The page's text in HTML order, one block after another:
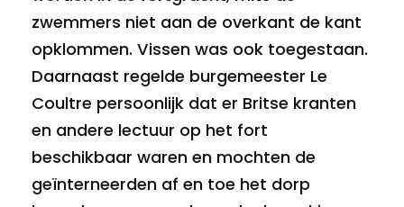
zwemmers niet aan de overkant de kant
opklommen. Vissen was ook toegestaan.
Daarnaast regelde burgemeester Le
Coultre persoonlijk dat er Britse kranten
en andere lectuur op het fort
beschikbaar waren en mochten de
geïnterneerden af en toe het dorp